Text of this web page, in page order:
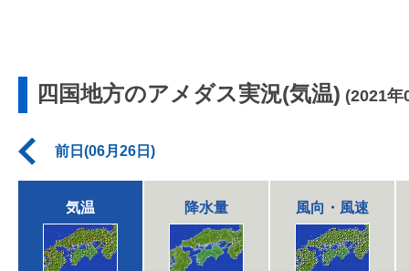
四国地方のアメダス実況(気温) (2021年
前日(06月26日)
気温 降水量 風向・風速